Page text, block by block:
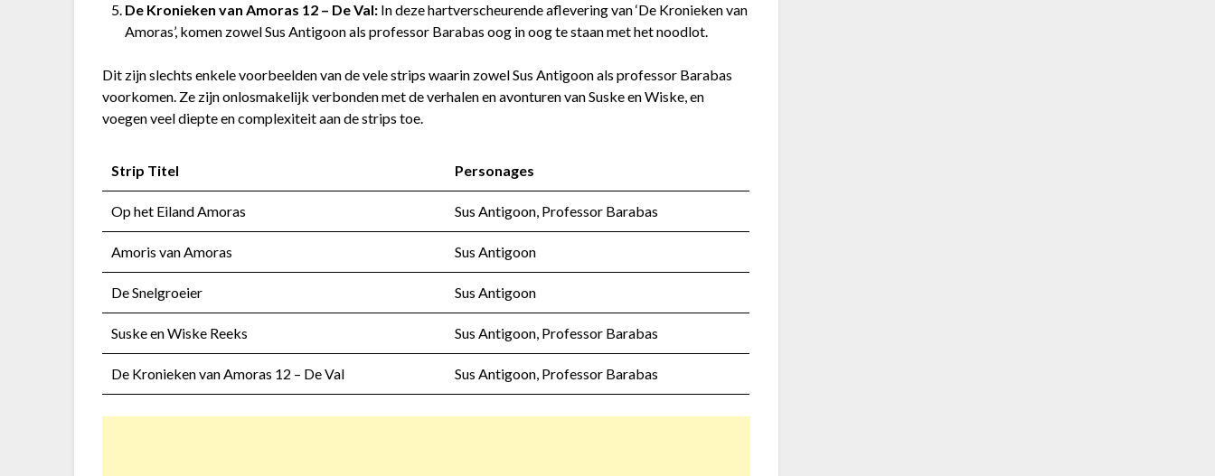
De Kronieken van Amoras 12 – De Val: In deze hartverscheurende aflevering van ‘De Kronieken van
Amoras’, komen zowel Sus Antigoon als professor Barabas oog in oog te staan met het noodlot.
Dit zijn slechts enkele voorbeelden van de vele strips waarin zowel Sus Antigoon als professor Barabas
voorkomen. Ze zijn onlosmakelijk verbonden met de verhalen en avonturen van Suske en Wiske, en
voegen veel diepte en complexiteit aan de strips toe.
Strip Titel Personages
Op het Eiland Amoras Sus Antigoon, Professor Barabas
Amoris van Amoras Sus Antigoon
De Snelgroeier Sus Antigoon
Suske en Wiske Reeks Sus Antigoon, Professor Barabas
De Kronieken van Amoras 12 – De Val Sus Antigoon, Professor Barabas